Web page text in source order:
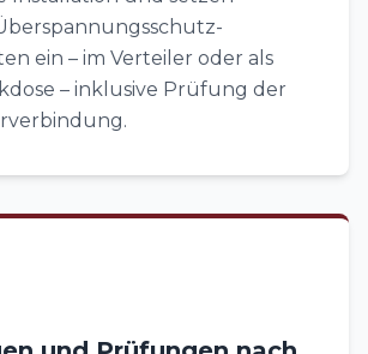
ein – im Verteiler oder als
– inklusive Prüfung der